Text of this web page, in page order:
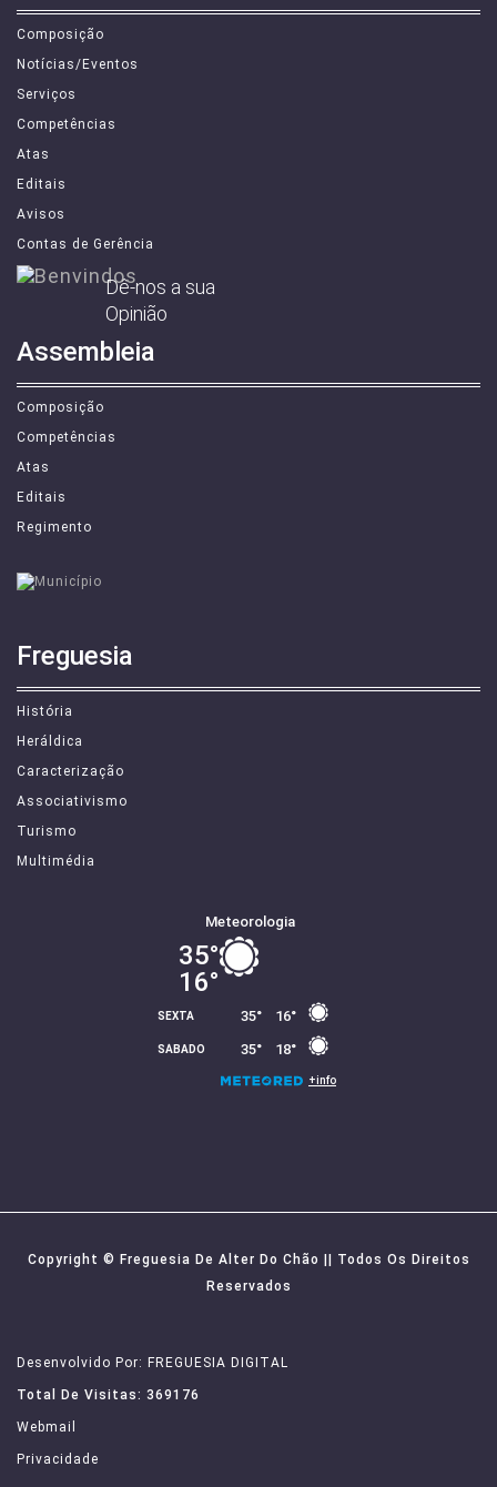
Composição
Notícias/Eventos
Serviços
Competências
Atas
Editais
Avisos
Contas de Gerência
Dê-nos a sua
Opinião
Assembleia
Composição
Competências
Atas
Editais
Regimento
Freguesia
História
Heráldica
Caracterização
Associativismo
Turismo
Multimédia
Copyright © Freguesia De Alter Do Chão || Todos Os Direitos
Reservados
Desenvolvido Por: FREGUESIA DIGITAL
Total De Visitas: 369176
Webmail
Privacidade